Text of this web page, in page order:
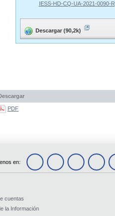
IESS-HD-CQ-UA-2021-0090-R
Descargar (90,2k)
PDF
en:
cuentas
la Información